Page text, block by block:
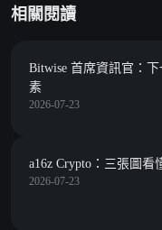
相關閱讀
Bitwise 首席資訊官：
素
2026-07-23
a16z Crypto：三張圖
2026-07-23